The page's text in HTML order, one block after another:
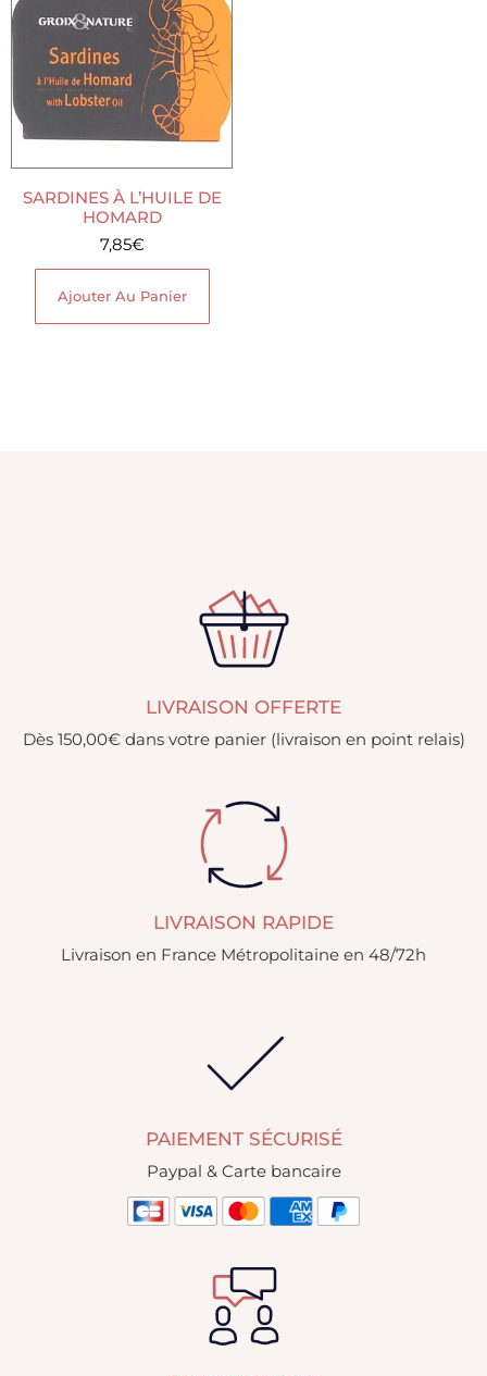
SARDINES À L’HUILE DE
HOMARD
7,85€
Ajouter Au Panier
LIVRAISON OFFERTE
Dès 150,00€ dans votre panier (livraison en point relais)
LIVRAISON RAPIDE
Livraison en France Métropolitaine en 48/72h
PAIEMENT SÉCURISÉ
Paypal & Carte bancaire